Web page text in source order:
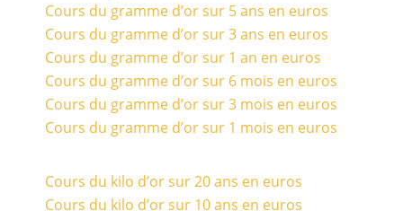
Cours du gramme d’or sur 5 ans en euros
Cours du gramme d’or sur 3 ans en euros
Cours du gramme d’or sur 1 an en euros
Cours du gramme d’or sur 6 mois en euros
Cours du gramme d’or sur 3 mois en euros
Cours du gramme d’or sur 1 mois en euros
Cours du kilo d’or sur 20 ans en euros
Cours du kilo d’or sur 10 ans en euros